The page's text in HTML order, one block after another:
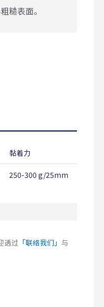
糙表面。
黏着力
250-300 g/25mm
透过 「联络我们」 与